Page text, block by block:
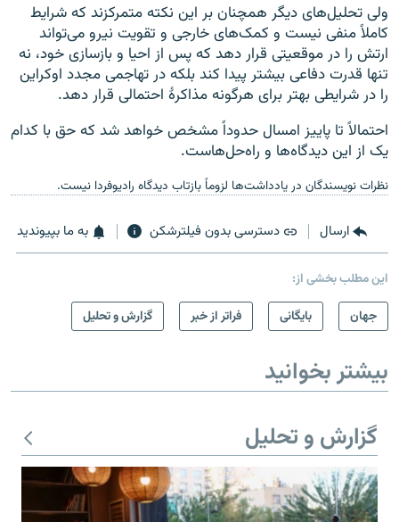
ولی تحلیل‌های دیگر همچنان بر این نکته متمرکزند که شرایط
کاملاً منفی نیست و کمک‌های خارجی و تقویت نیرو می‌تواند
ارتش را در موقعیتی قرار دهد که پس از احیا و بازسازی خود، نه
تنها قدرت دفاعی بیشتر پیدا کند بلکه در تهاجمی مجدد اوکراین
را در شرایطی بهتر برای هرگونه مذاکرۀ احتمالی قرار دهد.
احتمالاً تا پاییز امسال حدوداً مشخص خواهد شد که حق با کدام
یک از این دیدگاه‌ها و راه‌حل‌هاست.
نظرات نویسندگان در یادداشت‌ها لزوماً بازتاب دیدگاه رادیوفردا نیست.
ارسال دسترسی بدون فیلترشکن به ما بپیوندید
این مطلب بخشی از:
جهان
بایگانی فراتر از خبر گزارش و تحلیل
بیشتر بخوانید
گزارش و تحلیل